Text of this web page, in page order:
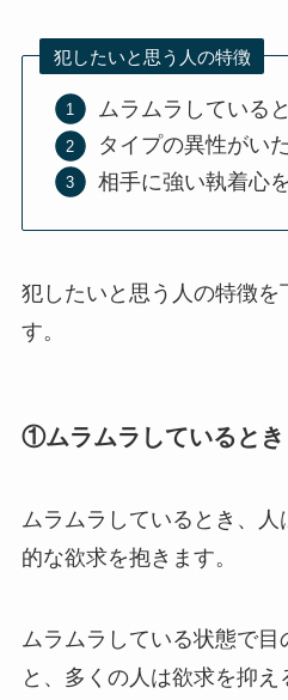
犯したいと思う人の特徴
ムラムラしている
タイプの異性がい
相手に強い執着心
犯したいと思う人の特徴を
す。
①ムラムラしているとき
ムラムラしているとき、
的な欲求を抱きます。
ムラムラしている状態で
と、多くの人は欲求を抑え